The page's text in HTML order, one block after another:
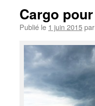
Cargo
Publié le 1 juin 2015par